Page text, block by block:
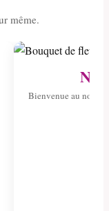
même.
Bienvenue au